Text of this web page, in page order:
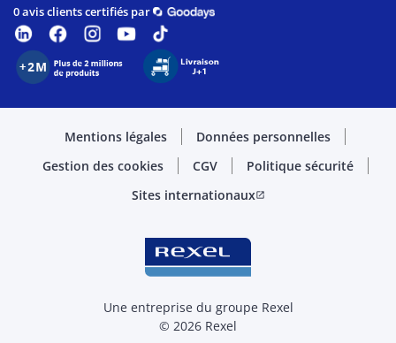
0 avis clients certifiés par
Mentions légales
Données personnelles
Gestion des cookies
CGV
Politique sécurité
Sites internationauxopen_in_new
Une entreprise du groupe Rexel
© 2026 Rexel